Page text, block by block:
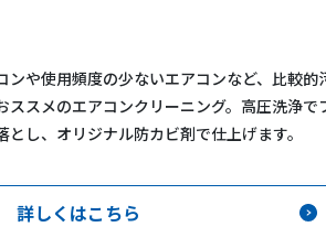
ンや使用頻度の少ないエアコンなど、比較的
ススメのエアコンクリーニング。高圧洗浄で
し、オリジナル防カビ剤で仕上げます。
詳しくはこちら